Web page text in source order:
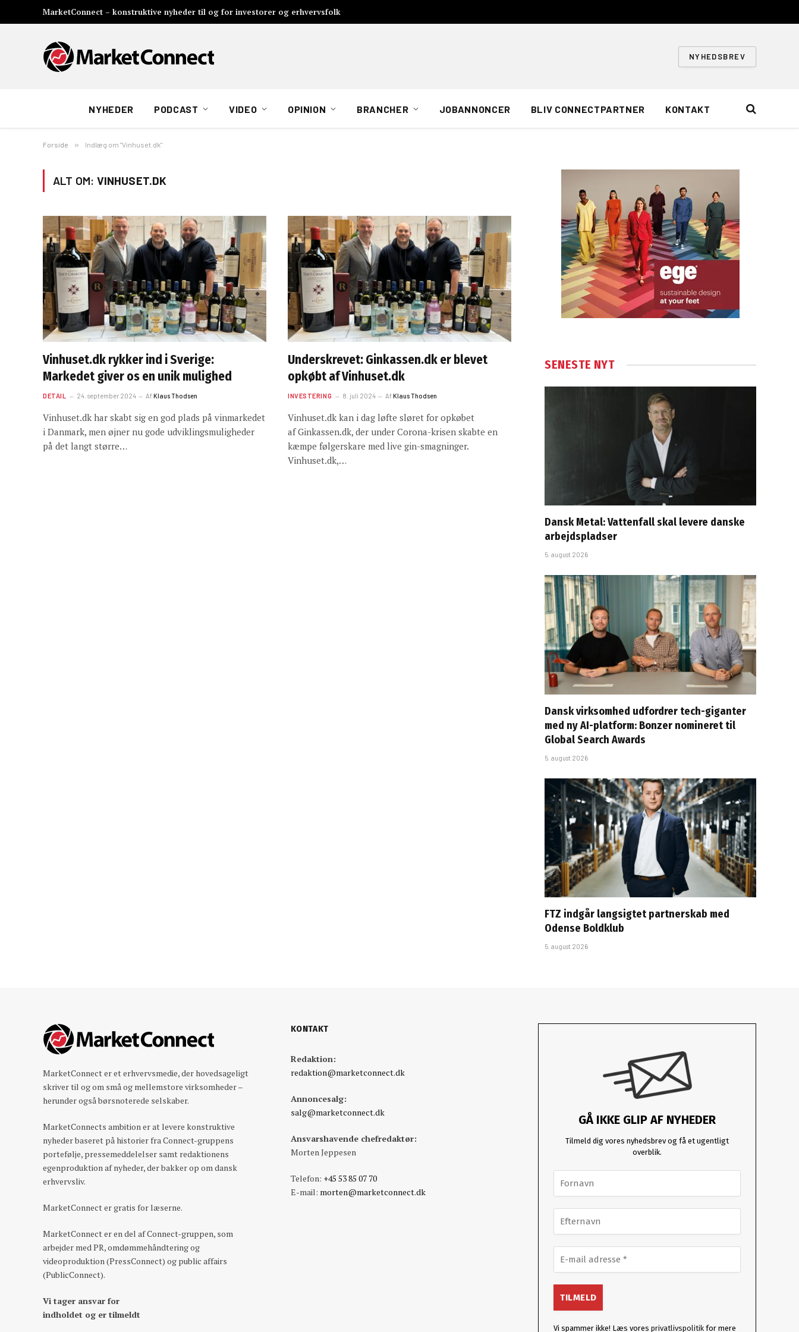
MarketConnect – konstruktive nyheder til og for investorer og erhvervsfolk
NYHEDSBREV
NYHEDER PODCAST VIDEO OPINION BRANCHER JOBANNONCER BLIV CONNECTPARTNER KONTAKT
Forside » Indlæg om "Vinhuset.dk"
ALT OM: VINHUSET.DK
Vinhuset.dk rykker ind i Sverige:
Markedet giver os en unik mulighed
DETAIL 24. september 2024 AfKlaus Thodsen
Vinhuset.dk har skabt sig en god plads på vinmarkedet
i Danmark, men øjner nu gode udviklingsmuligheder
på det langt større…
Underskrevet: Ginkassen.dk er blevet
opkøbt af Vinhuset.dk
INVESTERING 8. juli 2024 AfKlaus Thodsen
Vinhuset.dk kan i dag løfte sløret for opkøbet
af Ginkassen.dk, der under Corona-krisen skabte en
kæmpe følgerskare med live gin-smagninger.
Vinhuset.dk,…
SENESTE NYT
Dansk Metal: Vattenfall skal levere danske
arbejdspladser
5. august 2026
Dansk virksomhed udfordrer tech-giganter
med ny AI-platform: Bonzer nomineret til
Global Search Awards
5. august 2026
FTZ indgår langsigtet partnerskab med
Odense Boldklub
5. august 2026
MarketConnect er et erhvervsmedie, der hovedsageligt
skriver til og om små og mellemstore virksomheder –
herunder også børsnoterede selskaber.
MarketConnects ambition er at levere konstruktive
nyheder baseret på historier fra Connect-gruppens
portefølje, pressemeddelelser samt redaktionens
egenproduktion af nyheder, der bakker op om dansk
erhvervsliv.
MarketConnect er gratis for læserne.
MarketConnect er en del af Connect-gruppen, som
arbejder med PR, omdømmehåndtering og
videoproduktion (PressConnect) og public affairs
(PublicConnect).
Vi tager ansvar for
indholdet og er tilmeldt
KONTAKT
Redaktion:
redaktion@marketconnect.dk
Annoncesalg:
salg@marketconnect.dk
Ansvarshavende chefredaktør:
Morten Jeppesen
Telefon: +45 53 85 07 70
E-mail: morten@marketconnect.dk
GÅ IKKE GLIP AF NYHEDER
Tilmeld dig vores nyhedsbrev og få et ugentligt
overblik.
Vi spammer ikke! Læs voresprivatlivspolitik for mere